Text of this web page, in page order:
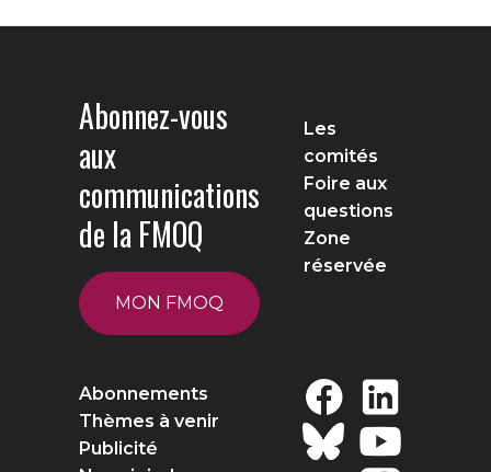
Abonnez-vous
aux
communications
de la FMOQ
MON FMOQ
Les
comités
Foire aux
questions
Zone
réservée
Abonnements
Thèmes à venir
Publicité